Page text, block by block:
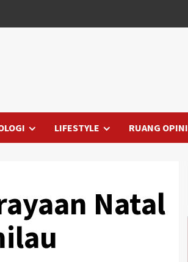
LIFESTYLE RUANG OPINI
Natal